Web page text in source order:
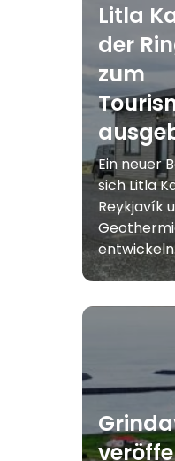
Litla
der
zum
Ein neuer
sich Litla
Reykjavík